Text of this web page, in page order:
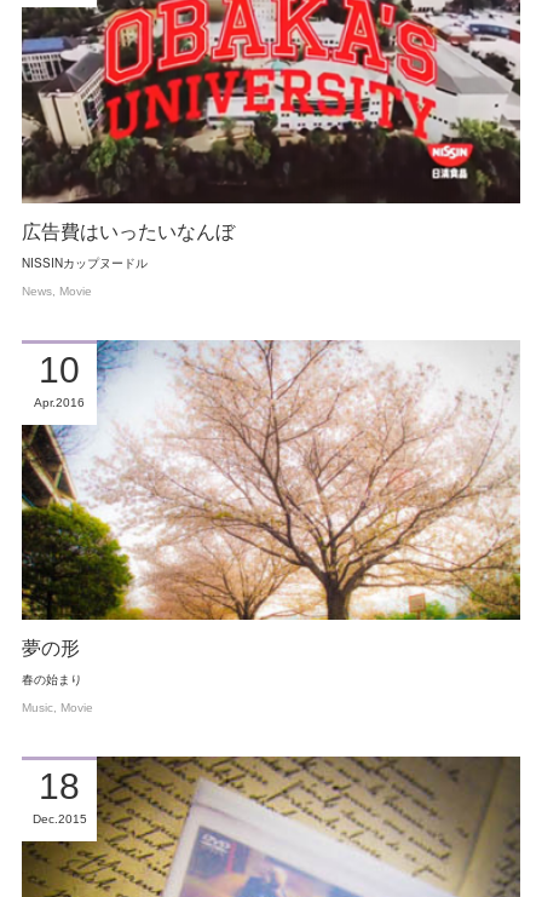
広告費はいったいなんぼ
NISSINカップヌードル
News Movie
夢の形
春の始まり
10
Apr 2016
Music Movie
18
Dec 2015